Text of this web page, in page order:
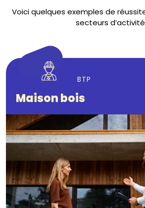
Voici quelques exemples de
secteurs
BTP
Maison bois